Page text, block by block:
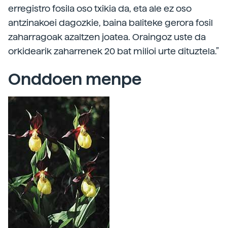
erregistro fosila oso txikia da, eta ale ez oso
antzinakoei dagozkie, baina baliteke gerora fosil
zaharragoak azaltzen joatea. Oraingoz uste da
orkidearik zaharrenek 20 bat milioi urte dituztela.”
Onddoen menpe